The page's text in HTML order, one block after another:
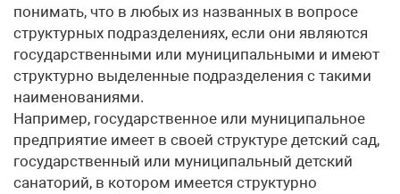
понимать, что в любых из названных в вопросе
структурных подразделениях, если они являются
государственными или муниципальными и имеют
структурно выделенные подразделения с такими
наименованиями.
Например, государственное или муниципальное
предприятие имеет в своей структуре детский сад,
государственный или муниципальный детский
санаторий, в котором имеется структурно